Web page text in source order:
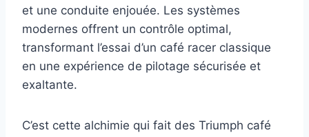
et une conduite enjouée. Les systèmes
modernes offrent un contrôle optimal,
transformant l’essai d’un café racer classique
en une expérience de pilotage sécurisée et
exaltante.
C’est cette alchimie qui fait des Triumph café